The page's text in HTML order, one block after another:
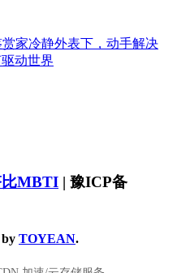
家冷静外表下，动手解决
动世界
比MBTI | 豫ICP备
by TOYEAN.